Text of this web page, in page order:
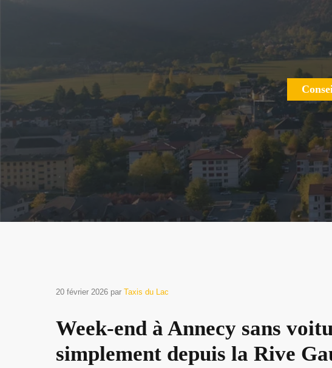
20 février 2026 par Taxis du Lac
Week-end à Annecy sans
simplement depuis la Rive